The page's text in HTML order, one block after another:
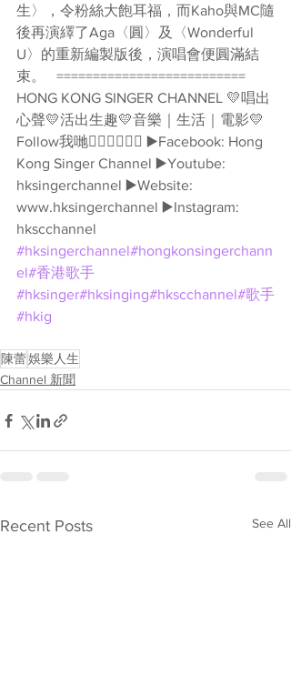
生〉，令粉絲大飽耳福，而Kaho與MC隨
後再演繹了Aga〈圓〉及〈Wonderful
U〉的重新編製版後，演唱會便圓滿結
束。   ==========================
HONG KONG SINGER CHANNEL 💛唱出
心聲💛活出生趣💛音樂｜生活｜電影💛
Follow我哋👇🏻👇🏻🥰🥰 ▶️Facebook: Hong
Kong Singer Channel ▶️Youtube:
hksingerchannel ▶️Website:
www.hksingerchannel ▶️Instagram:
hkscchannel
#hksingerchannel#hongkonsingerchann
el#香港歌手
#hksinger#hksinging#hkscchannel#歌手
#hkig
陳蕾娛樂人生
Channel 新聞
Recent Posts See All